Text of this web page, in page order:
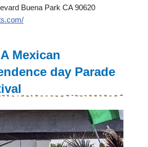
Buena Park CA 90620
Mexican
day Parade